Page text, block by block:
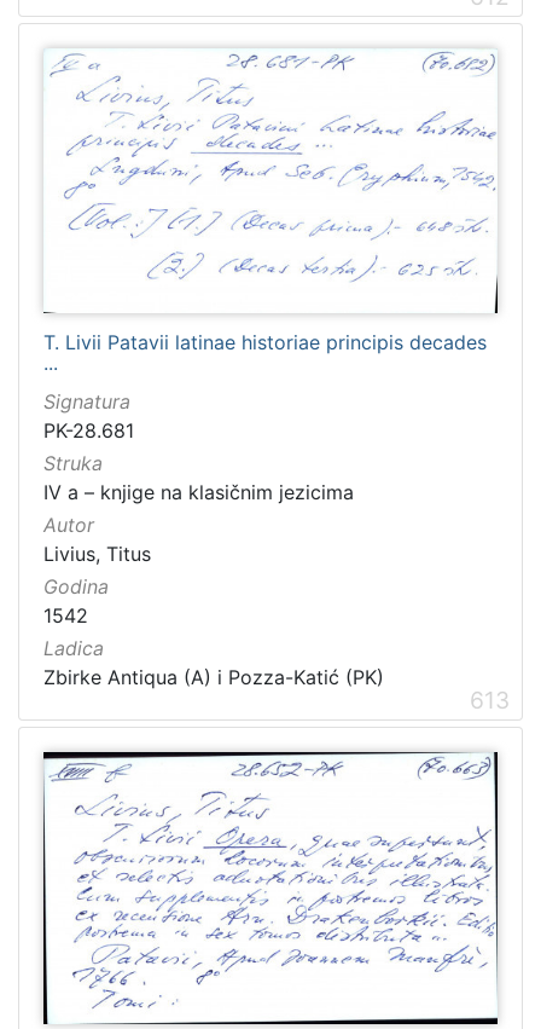
T. Livii Patavii latinae historiae principis decades
...
Signatura
PK-28.681
Struka
IV a – knjige na klasičnim jezicima
Autor
Livius, Titus
Godina
1542
Ladica
Zbirke Antiqua (A) i Pozza-Katić (PK)
613